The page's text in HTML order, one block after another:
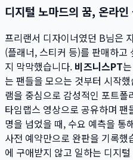
디지털 노마드의 꿈, 온라
프리랜서 디자이너였던 B님은
(플래너, 스티커 등)를 판매하
지 막막했습니다. 비즈니스PT
는 팬들을 모으는 것부터 시작
램을 중심으로 감성적인 포트
타임랩스 영상으로 공유하며
명을 넘었을 때, 수요 예측을 통
사전 예약만으로 완판을 기록
에 구애받지 않고 일하는 디지